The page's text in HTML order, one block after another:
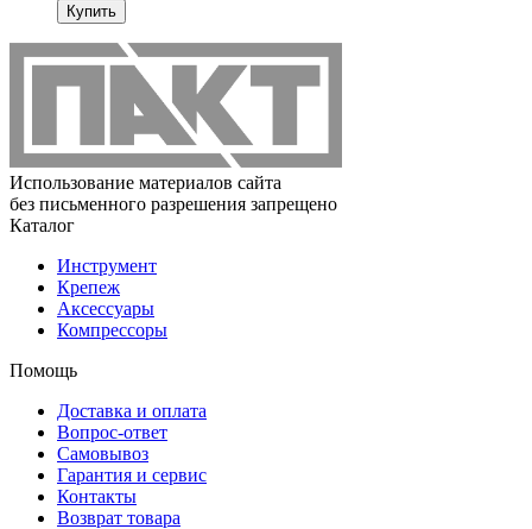
Купить
Использование материалов сайта
без письменного разрешения запрещено
Каталог
Инструмент
Крепеж
Аксессуары
Компрессоры
Помощь
Доставка и оплата
Вопрос-ответ
Самовывоз
Гарантия и сервис
Контакты
Возврат товара